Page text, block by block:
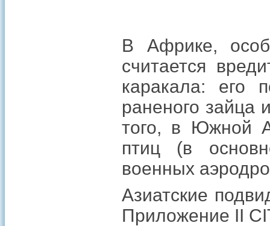
В Африке,
считается
каракала: его
раненого
того, в Южной
птиц (в
военных
Азиатские
Приложение II